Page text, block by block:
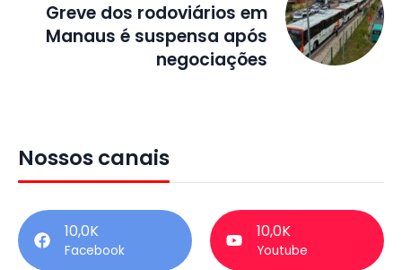
Greve dos rodoviários em
Manaus é suspensa após
negociações
Nossos canais
10,0K
Facebook
10,0K
Youtube